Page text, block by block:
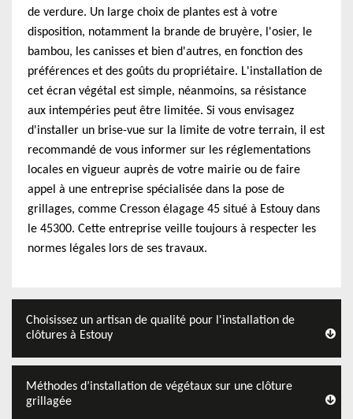
de verdure. Un large choix de plantes est à votre
disposition, notamment la brande de bruyère, l'osier, le
bambou, les canisses et bien d'autres, en fonction des
préférences et des goûts du propriétaire. L'installation de
cet écran végétal est simple, néanmoins, sa résistance
aux intempéries peut être limitée. Si vous envisagez
d'installer un brise-vue sur la limite de votre terrain, il est
recommandé de vous informer sur les réglementations
locales en vigueur auprès de votre mairie ou de faire
appel à une entreprise spécialisée dans la pose de
grillages, comme Cresson élagage 45 situé à Estouy dans
le 45300. Cette entreprise veille toujours à respecter les
normes légales lors de ses travaux.
Choisissez un artisan de qualité pour l'installation de
clôtures à Estouy
Méthodes d’installation de végétaux sur une clôture
grillagée